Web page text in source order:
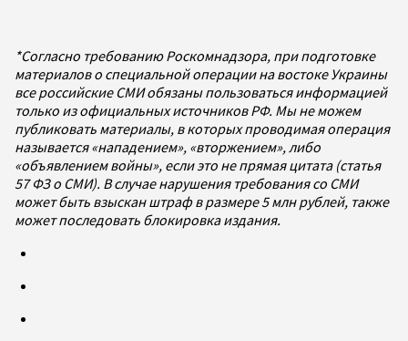
*Согласно требованию Роскомнадзора, при подготовке
материалов о специальной операции на востоке Украины
все российские СМИ обязаны пользоваться информацией
только из официальных источников РФ. Мы не можем
публиковать материалы, в которых проводимая операция
называется «нападением», «вторжением», либо
«объявлением войны», если это не прямая цитата (статья
57 ФЗ о СМИ). В случае нарушения требования со СМИ
может быть взыскан штраф в размере 5 млн рублей, также
может последовать блокировка издания.